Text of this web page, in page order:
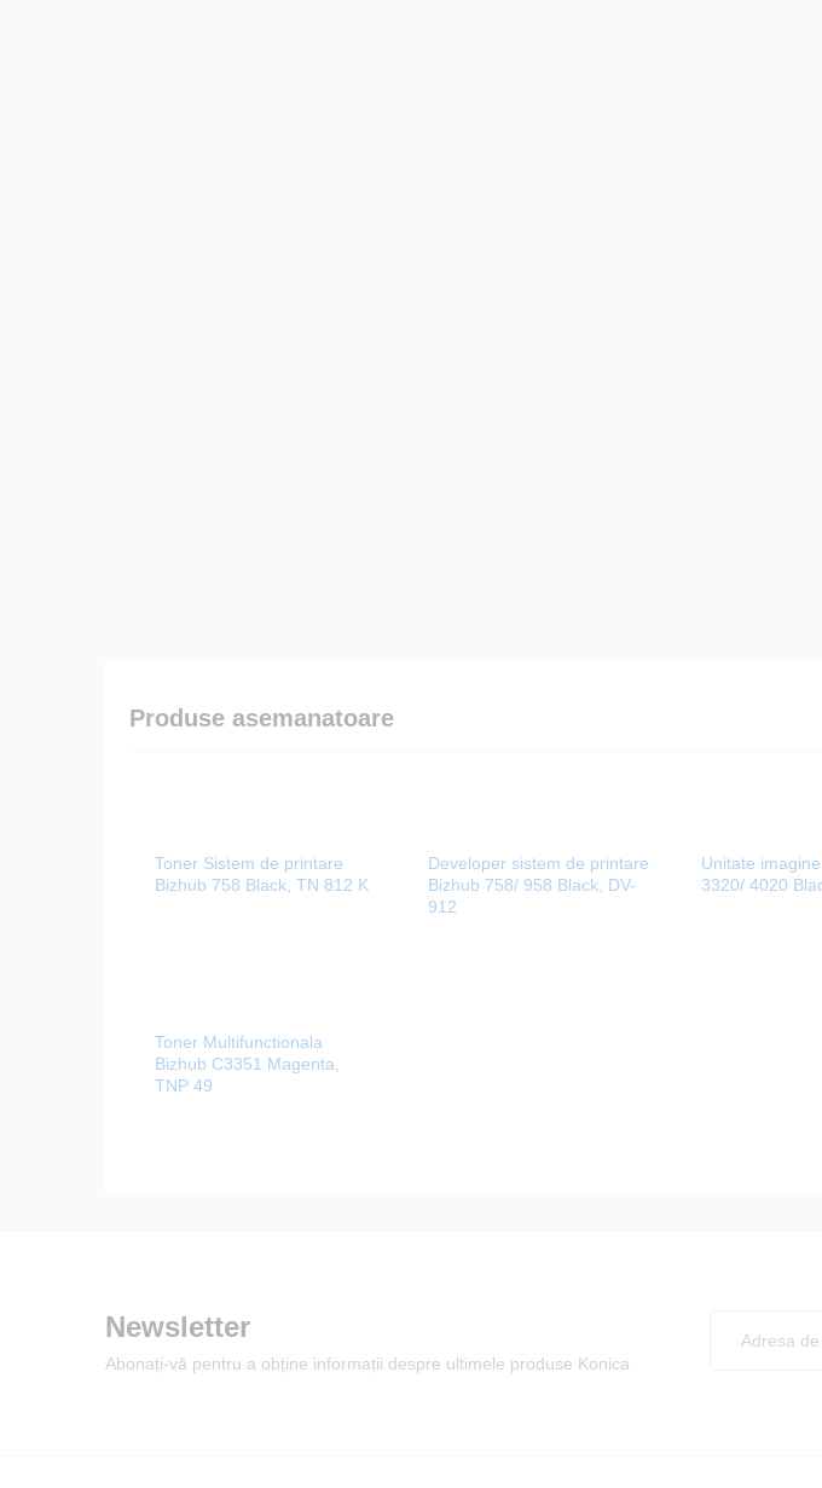
Produse asemanatoare
Toner Sistem de printare
Bizhub 758 Black, TN 812 K
Developer sistem de printare
Bizhub 758/ 958 Black, DV-
912
Unitate
3320/ 4020
Toner Multifunctionala
Bizhub C3351 Magenta,
TNP 49
Newsletter
Abonați-vă pentru a obține informații despre ultimele produse Konica